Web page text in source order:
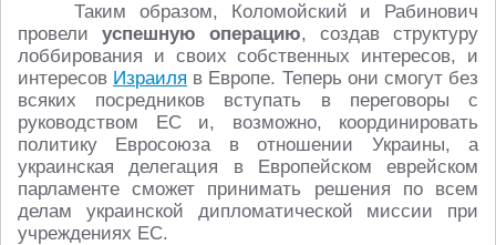
Таким образом, Коломойский и Рабинович
провели успешную операцию, создав структуру
лоббирования и своих собственных интересов, и
интересов Израиля в Европе. Теперь они смогут без
всяких посредников вступать в переговоры с
руководством ЕС и, возможно, координировать
политику Евросоюза в отношении Украины, а
украинская делегация в Европейском еврейском
парламенте сможет принимать решения по всем
делам украинской дипломатической миссии при
учреждениях ЕС.